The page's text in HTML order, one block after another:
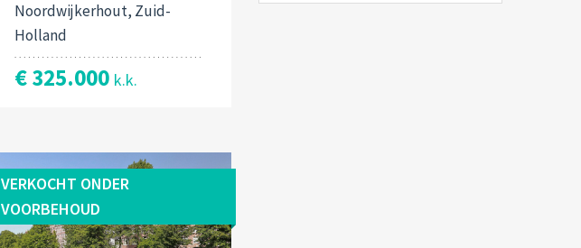
Noordwijkerhout, Zuid-
Holland
€ 325.000 k.k.
VERKOCHT ONDER
VOORBEHOUD